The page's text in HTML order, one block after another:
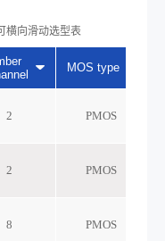
横向滑动选型表
MOS type
2 PMOS
2 PMOS
8 PMOS